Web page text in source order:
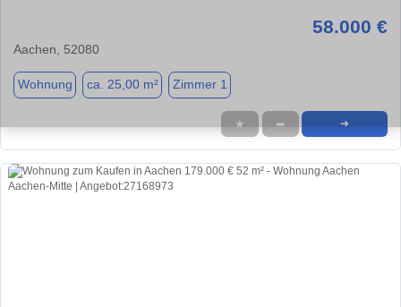
58.000 €
Aachen, 52080
Wohnung ca. 25,00 m² Zimmer 1
★ ➦ ➜